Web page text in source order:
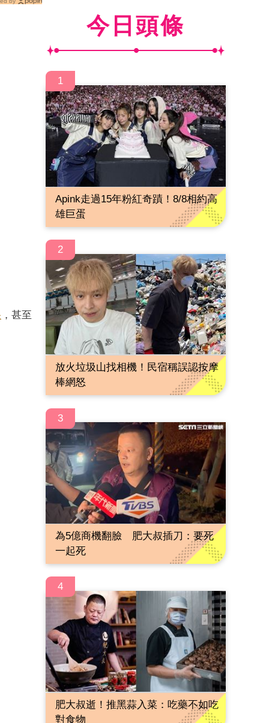
，甚至
今日頭條
1
Apink走過15年粉紅奇蹟！8/8相約高
雄巨蛋
2
放火垃圾山找相機！民宿稱誤認按摩
棒網怒
3
為5億商機翻臉 肥大叔插刀：要死
一起死
4
肥大叔逝！推黑蒜入菜：吃藥不如吃
對食物